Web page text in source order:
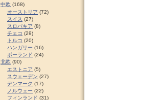
中欧 (168)
オーストリア (72)
スイス (27)
スロパキア (8)
チェコ (29)
トルコ (20)
ハンガリー (16)
ポーランド (24)
北欧 (90)
エストニア (5)
スウェーデン (27)
デンマーク (17)
ノルウェー (22)
フィンランド (31)